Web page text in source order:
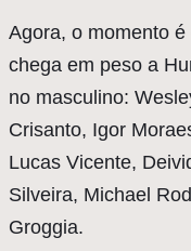
Agora, o momento
chega em peso a
no masculino:
Crisanto, Igor
Lucas Vicente,
Silveira, Michael
Groggia.